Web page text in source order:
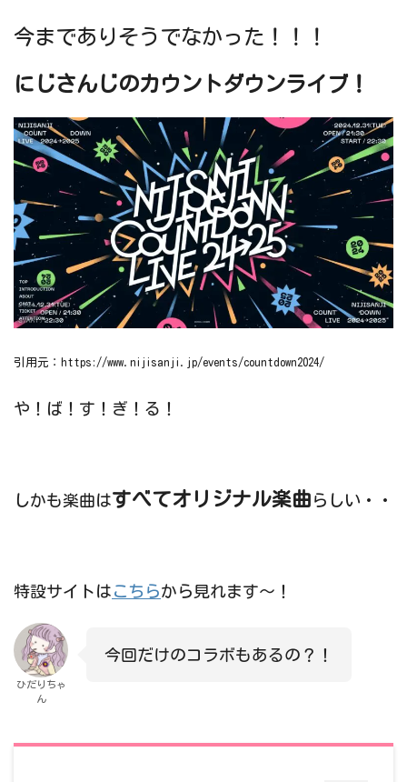
今までありそうでなかった！！！
にじさんじのカウントダウンライブ！
引用元：https://www.nijisanji.jp/events/countdown2024/
や！ば！す！ぎ！る！
しかも楽曲はすべてオリジナル楽曲 らしい・・
特設サイトは こちらから見れます～！
ひだりちゃ
ん
今回だけのコラボもあるの？！